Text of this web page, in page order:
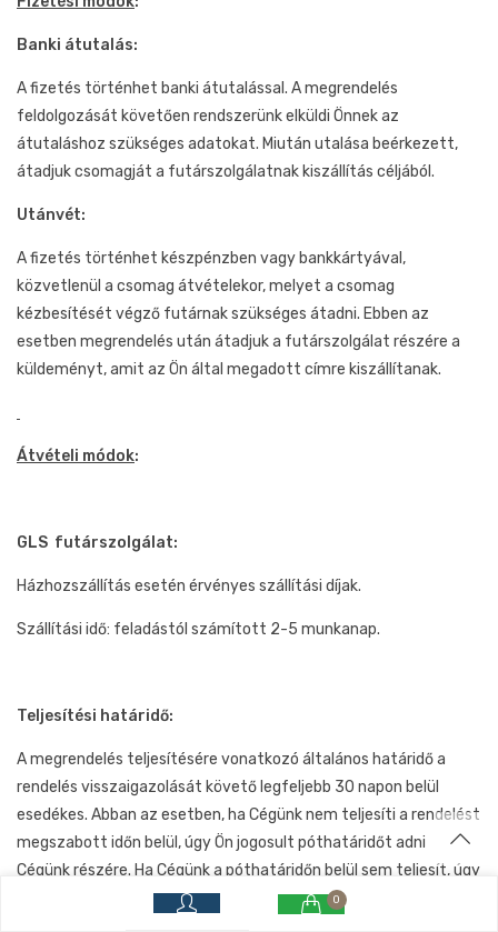
Banki átutalás:
A fizetés történhet banki átutalással. A megrendelés
feldolgozását követően rendszerünk elküldi Önnek az
átutaláshoz szükséges adatokat. Miután utalása beérkezett,
átadjuk csomagját a futárszolgálatnak kiszállítás céljából.
Utánvét:
A fizetés történhet készpénzben vagy bankkártyával,
közvetlenül a csomag átvételekor, melyet a csomag
kézbesítését végző futárnak szükséges átadni. Ebben az
esetben megrendelés után átadjuk a futárszolgálat részére a
küldeményt, amit az Ön által megadott címre kiszállítanak.
Átvételi módok:
GLS futárszolgálat:
Házhozszállítás esetén érvényes szállítási díjak.
Szállítási idő: feladástól számított 2-5 munkanap.
Teljesítési határidő:
A megrendelés teljesítésére vonatkozó általános határidő a
rendelés visszaigazolását követő legfeljebb 30 napon belül
esedékes. Abban az esetben, ha Cégünk nem teljesíti a rendelést
megszabott időn belül, úgy Ön jogosult póthatáridőt adni
Cégünk részére. Ha Cégünk a póthatáridőn belül sem teljesít, úgy
Ön jogosult a szerződéstől elállni.
0